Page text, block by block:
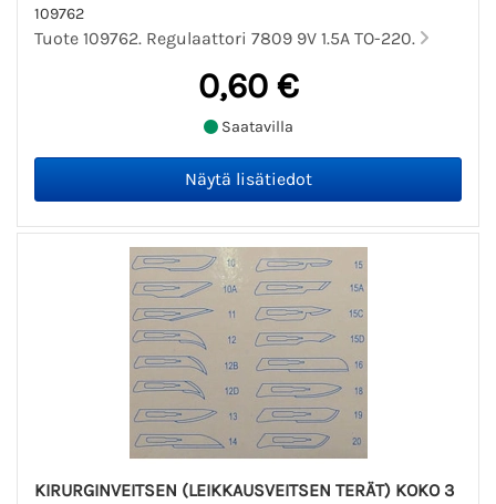
109762
Tuote 109762. Regulaattori 7809 9V 1.5A TO-220.
0,60 €
Saatavilla
KIRURGINVEITSEN (LEIKKAUSVEITSEN TERÄT) KOKO 3